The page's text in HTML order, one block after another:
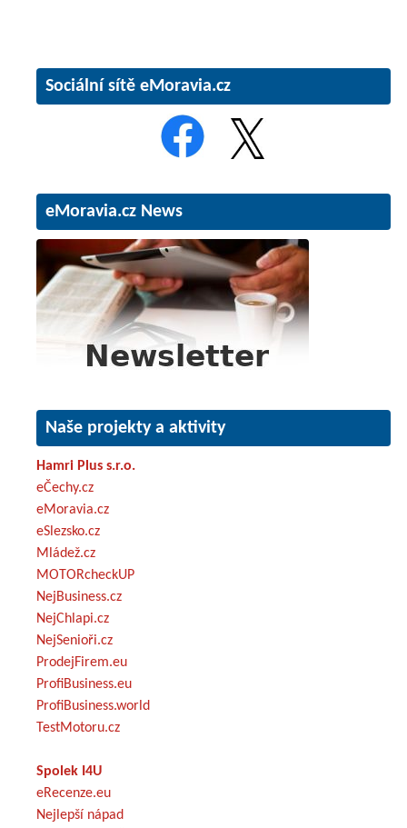
Sociální sítě eMoravia.cz
eMoravia.cz News
Naše projekty a aktivity
Hamri Plus s.r.o.
eČechy.cz
eMoravia.cz
eSlezsko.cz
Mládež.cz
MOTORcheckUP
NejBusiness.cz
NejChlapi.cz
NejSenioři.cz
ProdejFirem.eu
ProfiBusiness.eu
ProfiBusiness.world
TestMotoru.cz
Spolek I4U
eRecenze.eu
Nejlepší nápad